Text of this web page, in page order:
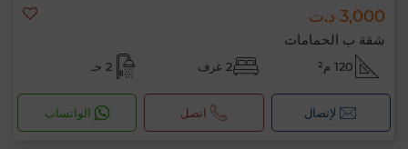
3,000 د.ت
شقة ب الحمامات
120 م² 2 غرف 2 حـ
لإتصال اتصل الواتساب